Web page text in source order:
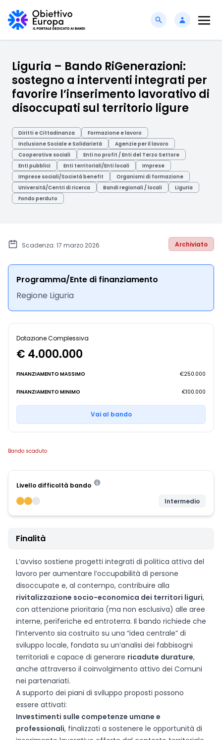
Liguria – Bando RiGenerazioni:
sostegno a interventi integrati per
favorire l’inserimento lavorativo di
disoccupati sul territorio ligure
Diritti e Cittadinanza
Formazione e lavoro
Inclusione Sociale e Solidarietà
Agenzie per il lavoro
Cooperative sociali
Enti no profit / Enti del Terzo Settore
Enti pubblici
Enti territoriali/Enti locali
Imprese
Imprese sociali/Società benefit
Organismi di formazione
Università/Centri di ricerca
Bandi regionali / locali
Liguria
Fondo perduto
Scadenza: 17 marzo 2026 Archiviato
Programma/Ente di finanziamento
Regione Liguria
Dotazione Complessiva
€ 4.000.000
FINANZIAMENTO MASSIMO €250.000
FINANZIAMENTO MINIMO €100.000
Vai al bando
Bando scaduto
Livello difficoltà bando
Intermedio
Finalità
L’avviso sostiene progetti integrati di politica attiva del
lavoro per aumentare l’occupabilità di persone
disoccupate e, al contempo, contribuire alla
rivitalizzazione socio-economica dei territori liguri,
con attenzione prioritaria (ma non esclusiva) alle aree
interne, periferiche ed entroterra. Il bando richiede che
l’intervento sia costruito su una “idea centrale” di
sviluppo locale, fondata su un’analisi dei fabbisogni
territoriali e capace di generare ricadute durature,
anche attraverso il coinvolgimento attivo dei Comuni
nei partenariati.
A supporto dei piani di sviluppo proposti possono
essere attivati:
Investimenti sulle competenze umane e
professionali, finalizzati a sostenere le opportunità di